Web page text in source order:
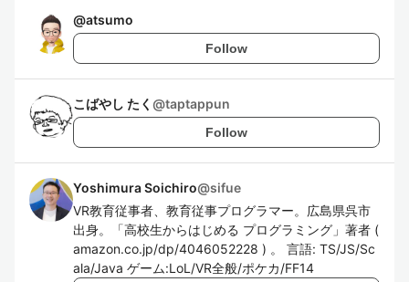
@atsumo
Follow
こばやし たく @taptappun
Follow
Yoshimura Soichiro@sifue
VR教育従事者、教育従事プログラマー。広島県呉市
出身。「高校生からはじめる プログラミング」著者 (
amazon.co.jp/dp/4046052228 ) 。 言語: TS/JS/Sc
ala/Java ゲーム:LoL/VR全般/ポケカ/FF14